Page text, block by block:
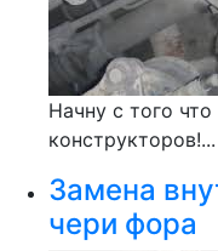
Начну с того
конструкторов!...
Замена
чери фора